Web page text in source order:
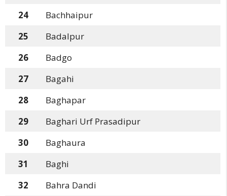
24
Bachhaipur
25
Badalpur
26
Badgo
27
Bagahi
28
Baghapar
29
Baghari Urf Prasadipur
30
Baghaura
31
Baghi
32
Bahra Dandi